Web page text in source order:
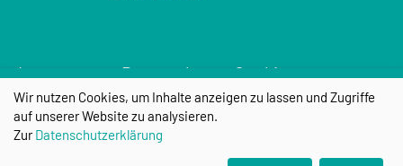
Impressum Datenschutz
Cookie-
Einstellungen
Wir nutzen Cookies, um Inhalte anzeigen zu lassen und Zugriffe
auf unserer Website zu analysieren.
ZurDatenschutzerklärung